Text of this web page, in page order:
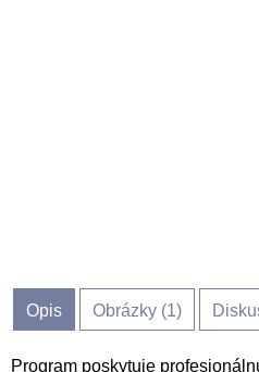
Opis Obrázky (1)
Program poskytuje